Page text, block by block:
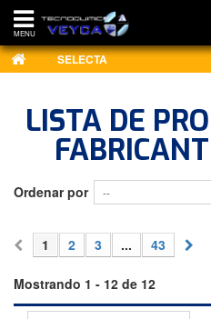
SELECTA
LISTA DE
Ordenar por --
1 2 3 ... 43
Mostrando 1 - 12 de 12
MENU